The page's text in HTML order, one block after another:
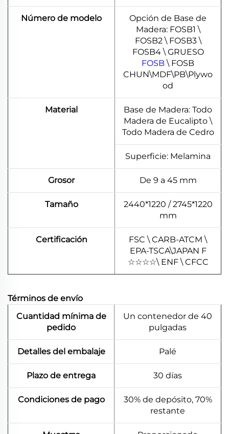
Número de modelo
Opción de Base de
Madera: FOSB1 \
FOSB2 \ FOSB3 \
FOSB4 \ GRUESO
FOSB \ FOSB
CHUN\MDF\PB\Plywo
od
Material
Base de Madera: Todo
Madera de Eucalipto \
Todo Madera de Cedro
Superficie: Melamina
Grosor De 9 a 45 mm
Tamaño
2440*1220 / 2745*1220
mm
Certificación
FSC \ CARB-ATCM \
EPA-TSCA\JAPAN F
☆☆☆☆\ ENF \ CFCC
Términos de envío
Cuantidad mínima de
pedido
Un contenedor de 40
pulgadas
Detalles del embalaje Palé
Plazo de entrega 30 días
Condiciones de pago
30% de depósito, 70%
restante